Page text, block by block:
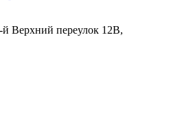
й Верхний переулок 12В,